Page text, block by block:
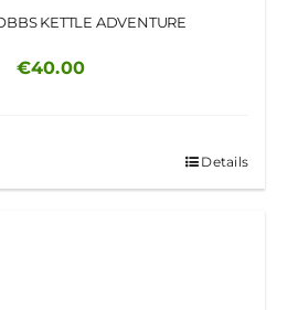
KETTLE ADVENTURE
€40.00
Details